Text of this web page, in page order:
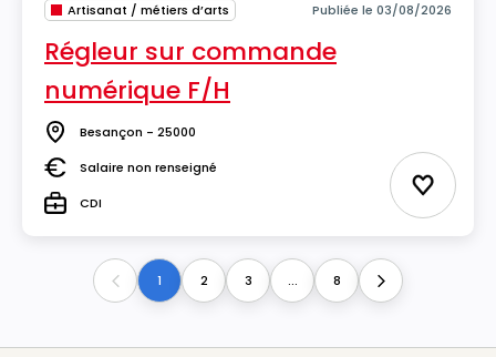
Artisanat / métiers d’arts Publiée le 03/08/2026
Régleur sur commande
numérique F/H
Lieu Besançon - 25000
SalaireSalaire non renseigné
TypeCDI Ajouter
Previous1 2 3 ... 8 Next